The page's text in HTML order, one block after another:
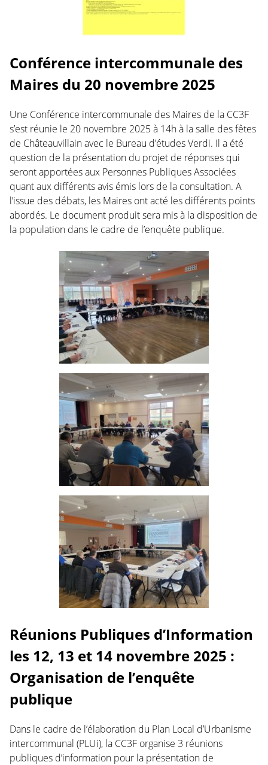
Conférence intercommunale des
Maires du 20 novembre 2025
Une Conférence intercommunale des Maires de la CC3F
s’est réunie le 20 novembre 2025 à 14h à la salle des fêtes
de Châteauvillain avec le Bureau d’études Verdi. Il a été
question de la présentation du projet de réponses qui
seront apportées aux Personnes Publiques Associées
quant aux différents avis émis lors de la consultation. A
l’issue des débats, les Maires ont acté les différents points
abordés. Le document produit sera mis à la disposition de
la population dans le cadre de l’enquête publique.
Réunions Publiques d’Information
les 12, 13 et 14 novembre 2025 :
Organisation de l’enquête
publique
Dans le cadre de l’élaboration du Plan Local d’Urbanisme
intercommunal (PLUi), la CC3F organise 3 réunions
publiques d’information pour la présentation de